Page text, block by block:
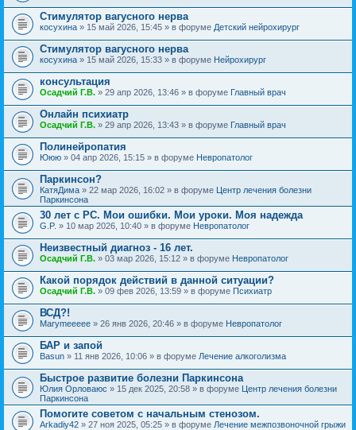
Стимулятор вагусного нерва
косухина » 15 май 2026, 15:45 » в форуме Детский нейрохирург
Стимулятор вагусного нерва
косухина » 15 май 2026, 15:33 » в форуме Нейрохирург
консультация
Осадчий Г.В. » 29 апр 2026, 13:46 » в форуме Главный врач
Онлайн психиатр
Осадчий Г.В. » 29 апр 2026, 13:43 » в форуме Главный врач
Полинейропатия
Ююю » 04 апр 2026, 15:15 » в форуме Невропатолог
Паркинсон?
КатяДима » 22 мар 2026, 16:02 » в форуме Центр лечения болезни
Паркинсона
30 лет с РС. Мои ошибки. Мои уроки. Моя надежда
G.P. » 10 мар 2026, 10:40 » в форуме Невропатолог
Неизвестный диагноз - 16 лет.
Осадчий Г.В. » 03 мар 2026, 15:12 » в форуме Невропатолог
Какой порядок действий в данной ситуации?
Осадчий Г.В. » 09 фев 2026, 13:59 » в форуме Психиатр
ВСД?!
Marymeeeee » 26 янв 2026, 20:46 » в форуме Невропатолог
БАР и запой
Basun » 11 янв 2026, 10:06 » в форуме Лечение алкоголизма
Быстрое развитие болезни Паркинсона
Юлия Орловаюс » 15 дек 2025, 20:58 » в форуме Центр лечения болезни
Паркинсона
Помогите советом с начальным стенозом.
Arkadiy42 » 27 ноя 2025, 05:25 » в форуме Лечение межпозвоночной грыжи